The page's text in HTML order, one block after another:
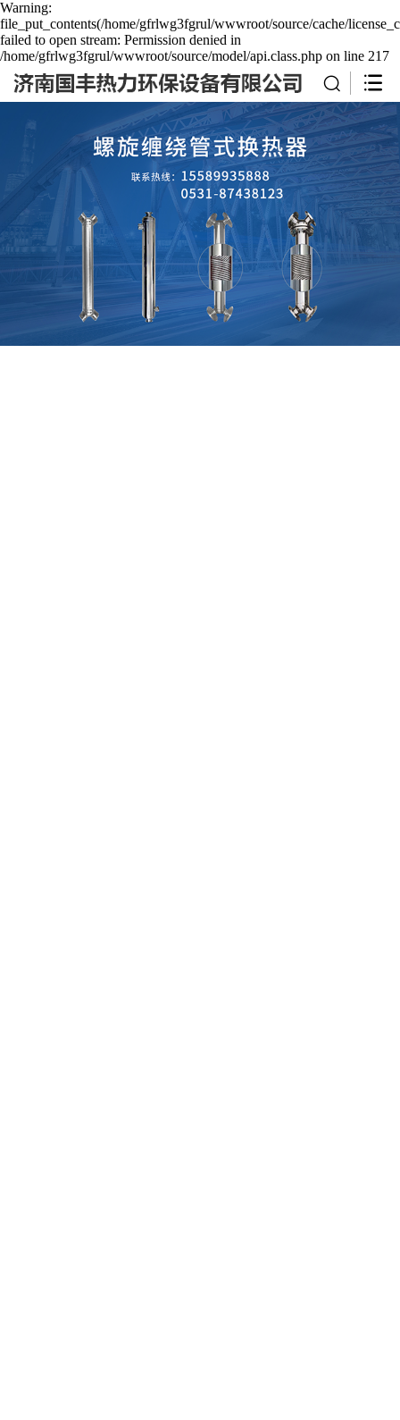
Warning:
file_put_contents(/home/gfrlwg3fgrul/wwwroot/source/cache/
failed to open stream: Permission denied in
/home/gfrlwg3fgrul/wwwroot/source/model/api.class.php on line 217